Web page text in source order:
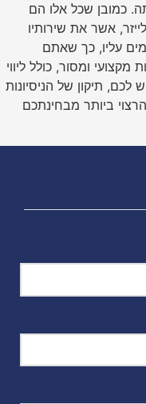
כמובן שכל אלו הם
אשר את שירותיו
עליו, כך שאתם
ומסור, כולל ליווי
תיקון של הניסיונות
ביותר מבחינתכם